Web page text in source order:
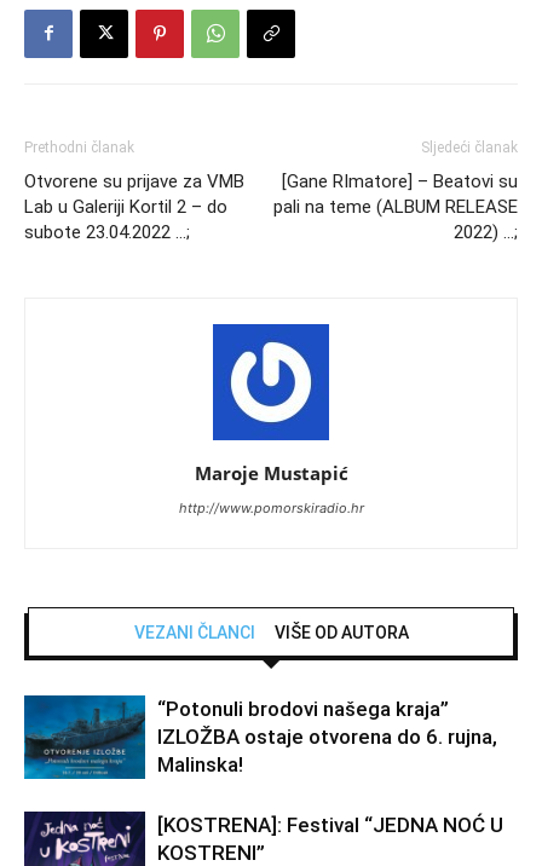
Prethodni članak
Otvorene su prijave za VMB
Lab u Galeriji Kortil 2 – do
subote 23.04.2022 …;
Sljedeći članak
[Gane RImatore] – Beatovi su
pali na teme (ALBUM RELEASE
2022) …;
Maroje Mustapić
http://www.pomorskiradio.hr
VEZANI ČLANCI VIŠE OD AUTORA
“Potonuli brodovi našega kraja”
IZLOŽBA ostaje otvorena do 6. rujna,
Malinska!
[KOSTRENA]: Festival “JEDNA NOĆ U
KOSTRENI”